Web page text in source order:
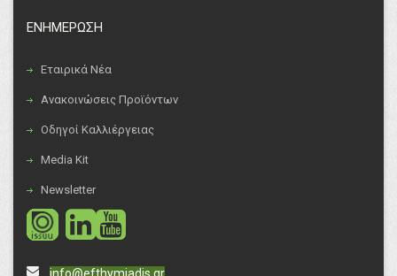
ΕΝΗΜΕΡΩΣΗ
Εταιρικά Νέα
Ανακοινώσεις Προϊόντων
Οδηγοί Καλλιέργειας
Media Kit
Newsletter
social
social